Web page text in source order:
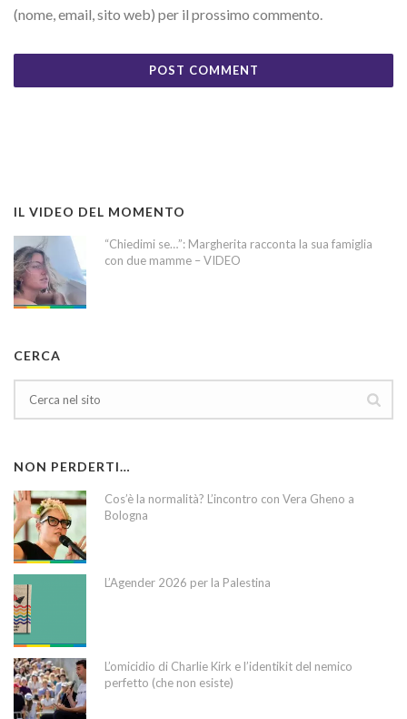
(nome, email, sito web) per il prossimo commento.
IL VIDEO DEL MOMENTO
“Chiedimi se…”: Margherita racconta la sua famiglia
con due mamme – VIDEO
CERCA
NON PERDERTI…
Cos’è la normalità? L’incontro con Vera Gheno a
Bologna
L’Agender 2026 per la Palestina
L’omicidio di Charlie Kirk e l’identikit del nemico
perfetto (che non esiste)